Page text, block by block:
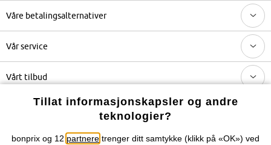
Våre betalingsalternativer
Vår service
Vårt tilbud
Selskapet
Topkategorier / Sesongvarer
Tillat informasjonskapsler og andre
teknologier?
bonprix og 12 partnere trenger ditt samtykke (klikk på «OK») ved